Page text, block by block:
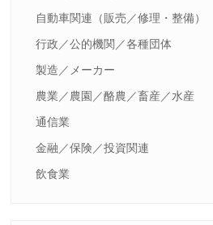
自動車関連（販売／修理・整備）
行政／公的機関／各種団体
製造／メーカー
農業／農園／酪農／畜産／水産
通信業
金融／保険／投資関連
飲食業